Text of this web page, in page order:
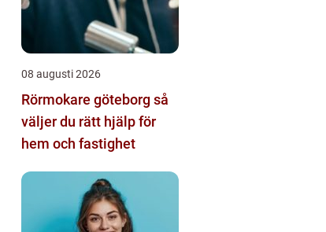
08 augusti 2026
Rörmokare göteborg så
väljer du rätt hjälp för
hem och fastighet